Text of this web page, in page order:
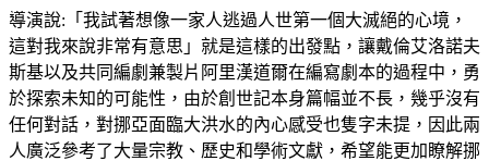
導演說:「我試著想像一家人逃過人世第一個大滅絕的心境，
這對我來說非常有意思」就是這樣的出發點，讓戴倫艾洛諾夫
斯基以及共同編劇兼製片阿里漢道爾在編寫劇本的過程中，勇
於探索未知的可能性，由於創世記本身篇幅並不長，幾乎沒有
任何對話，對挪亞面臨大洪水的內心感受也隻字未提，因此兩
人廣泛參考了大量宗教、歷史和學術文獻，希望能更加瞭解挪